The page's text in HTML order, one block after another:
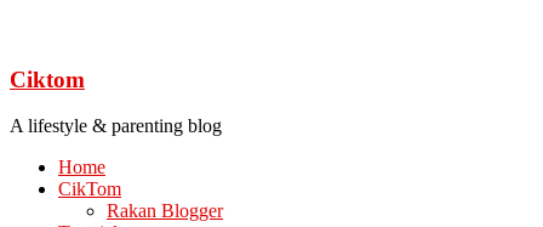
Ciktom
A lifestyle & parenting blog
Home
CikTom
Rakan Blogger